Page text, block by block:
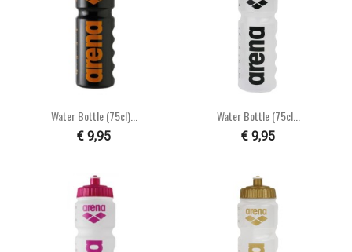
Water Bottle (75cl)...
€ 9,95
Water Bottle (75cl...
€ 9,95